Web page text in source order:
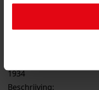
Inventaris
1934
Beschrijving: